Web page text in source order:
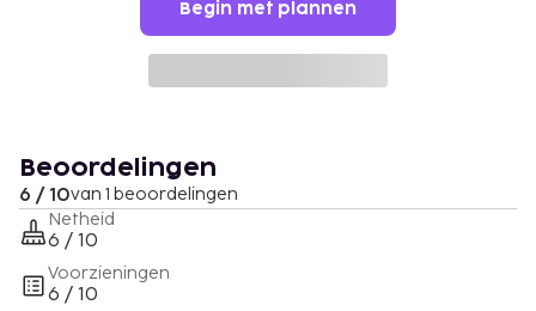
Begin met plannen
Beoordelingen
6 / 10van 1 beoordelingen
Netheid
6 / 10
Voorzieningen
6 / 10